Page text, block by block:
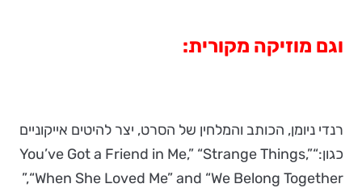
וגם מוזיקה מקורית:
רנדי ניומן, הכותב והמלחין של הסרט, יצר להיטים אייקוניים
כגון:“You’ve Got a Friend in Me,” “Strange Things,”
“When She Loved Me” and “We Belong Together,”